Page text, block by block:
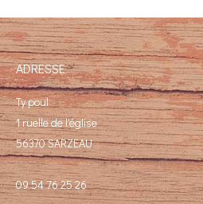
ADRESSE
Ty poul
1 ruelle de l'église
56370 SARZEAU
09 54 76 25 26